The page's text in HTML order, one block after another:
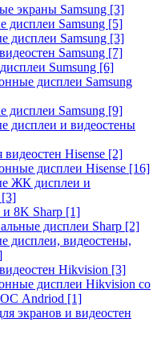
экраны Samsung [3]
дисплеи Samsung [5]
дисплеи Samsung [3]
Samsung [7]
Sumsung [6]
дисплеи Samsung
дисплеи Samsung [9]
дисплеи и видеостены
Hisense [2]
дисплеи Hisense [16]
ЖК дисплеи и
[3]
8K Sharp [1]
дисплеи Sharp [2]
дисплеи, видеостены,
Hikvision [3]
дисплеи Hikvision со
ОС Andriod [1]
экранов и видеостен